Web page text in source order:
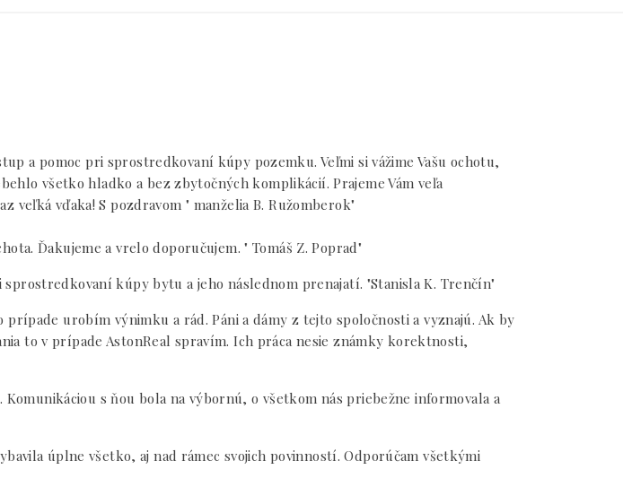
a pomoc pri sprostredkovaní kúpy pozemku. Veľmi si vážime Vašu ochotu,
všetko hladko a bez zbytočných komplikácií. Prajeme Vám veľa
veľká vďaka! S pozdravom " manželia B. Ružomberok"
Ďakujeme a vrelo doporučujem. " Tomáš Z. Poprad"
kúpy bytu a jeho následnom prenajatí. "Stanisla K. Trenčín"
urobím výnimku a rád. Páni a dámy z tejto spoločnosti a vyznajú. Ak by
to v prípade AstonReal spravím. Ich práca nesie známky korektnosti,
s ňou bola na výbornú, o všetkom nás priebežne informovala a
úplne všetko, aj nad rámec svojich povinností. Odporúčam všetkými